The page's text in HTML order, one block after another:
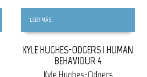
LEER MÁS
KYLE HUGHES-ODGERS | HUMAN
BEHAVIOUR 4
Kyle Hughes-Odgers